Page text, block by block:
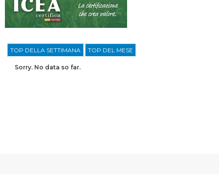
TOP DELLA SETTIMANA TOP DEL MESE
Sorry. No data so far.